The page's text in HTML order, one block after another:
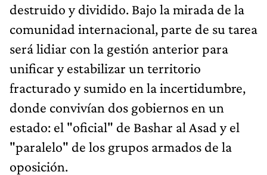
destruido y dividido. Bajo la mirada de la
comunidad internacional, parte de su tarea
será lidiar con la gestión anterior para
unificar y estabilizar un territorio
fracturado y sumido en la incertidumbre,
donde convivían dos gobiernos en un
estado: el "oficial" de Bashar al Asad y el
"paralelo" de los grupos armados de la
oposición.